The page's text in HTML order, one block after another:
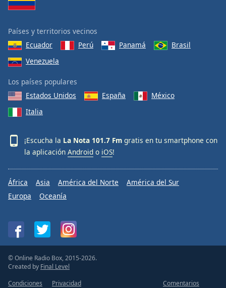
Países y territorios vecinos
Ecuador
Perú Panamá
Brasil
Venezuela
Los países populares
Estados Unidos
España
México
Italia
¡Escucha la La Nota 101.7 Fm gratis en tu smartphone con
la aplicación Android o iOS!
África Asia América del Norte
América del Sur
Europa
Oceanía
© Online Radio Box, 2015-2026.
Created by Final Level
Condiciones
Privacidad Comentarios